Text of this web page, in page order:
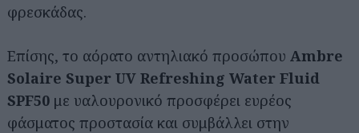
φρεσκάδας.
Επίσης, το αόρατο αντηλιακό προσώπου Ambre
Solaire Super UV Refreshing Water Fluid
SPF50 με υαλουρονικό προσφέρει ευρέος
φάσματος προστασία και συμβάλλει στην